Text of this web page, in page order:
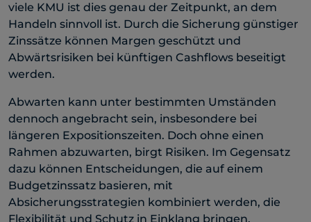
viele KMU ist dies genau der Zeitpunkt, an dem
Handeln sinnvoll ist. Durch die Sicherung günstiger
Zinssätze können Margen geschützt und
Abwärtsrisiken bei künftigen Cashflows beseitigt
werden.
Abwarten kann unter bestimmten Umständen
dennoch angebracht sein, insbesondere bei
längeren Expositionszeiten. Doch ohne einen
Rahmen abzuwarten, birgt Risiken. Im Gegensatz
dazu können Entscheidungen, die auf einem
Budgetzinssatz basieren, mit
Absicherungsstrategien kombiniert werden, die
Flexibilität und Schutz in Einklang bringen.